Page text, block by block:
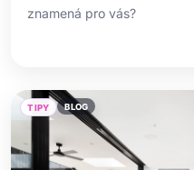
znamená pro vás?
TIPY BLOG